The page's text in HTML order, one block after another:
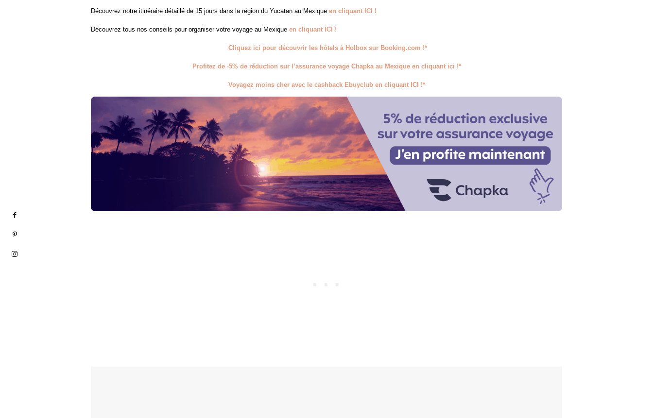
Découvrez notre itinéraire détaillé de 15 jours dans la région du Yucatan au Mexique en cliquant ICI !
Découvrez tous nos conseils pour organiser votre voyage au Mexique en cliquant ICI !
Cliquez ici pour découvrir les hôtels à Holbox sur Booking.com !*
Profitez de -5% de réduction sur l’assurance voyage Chapka au Mexique en cliquant ici !*
Voyagez moins cher avec le cashback Ebuyclub en cliquant ICI !*